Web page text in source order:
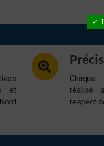
et
réalisé
respect